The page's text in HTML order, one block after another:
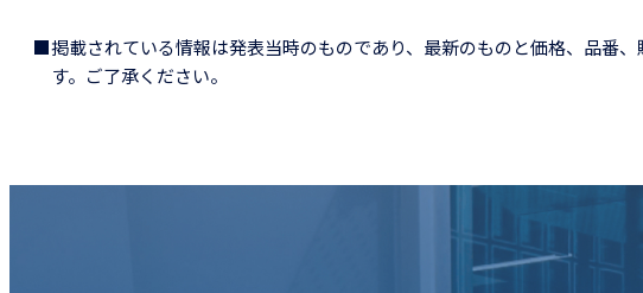
■掲載されている情報は発表当時のものであり、最新のものと価格、品番
す。ご了承ください。